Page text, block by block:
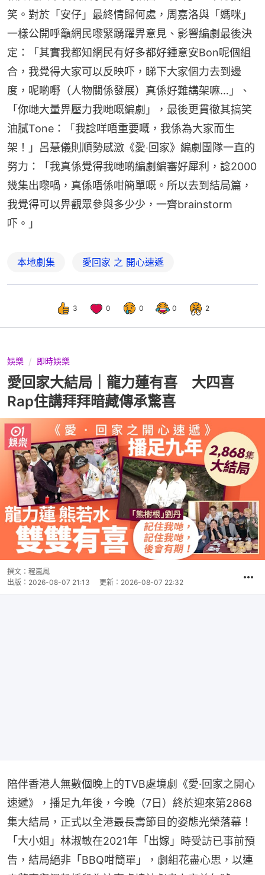
笑。對於「安仔」最終情歸何處，周嘉洛與「媽咪」
一樣公開呼籲網民嚟緊踴躍畀意見、影響編劇最後決
定：「其實我都知網民有好多都好鍾意安Bon呢個組
合，我覺得大家可以反映吓，睇下大家個力去到邊
度，呢啲嘢（人物關係發展）真係好難講架嘛…」、
「你哋大量畀壓力我哋嘅編劇」，最後更貫徹其搞笑
油膩Tone：「我諗咩唔重要嘅，我係為大家而生
架！」呂慧儀則順勢感激《愛‧回家》編劇團隊一直的
努力：「我真係覺得我哋啲編劇編審好犀利，諗2000
幾集出嚟喎，真係唔係咁簡單嘅。所以去到結局篇，
我覺得可以畀觀眾參與多少少，一齊brainstorm
吓。」
本地劇集 愛回家 之 開心速遞
3 0 0 0 2
娛樂 即時娛樂
愛回家大結局｜龍力蓮有喜 大四喜
Rap住講拜拜暗藏傳承驚喜
撰文： 程嵐風
出版： 2026-08-07 21:13 更新： 2026-08-07 22:32
陪伴香港人無數個晚上的TVB處境劇《愛·回家之開心
速遞》，播足九年後，今晚（7日）終於迎來第2868
集大結局，正式以全港最長壽節目的姿態光榮落幕！
「大小姐」林淑敏在2021年「出嫁」時受訪已事前預
告，結局絕非「BBQ咁簡單」，劇組花盡心思，以連